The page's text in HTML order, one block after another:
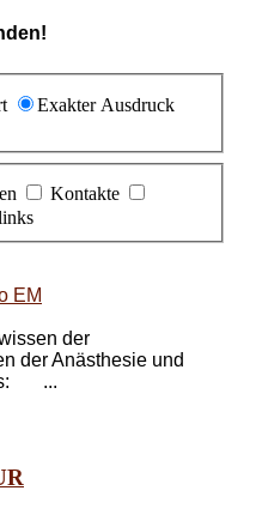
Exakter Ausdruck
Kontakte
EM
der
der Anästhesie und
...